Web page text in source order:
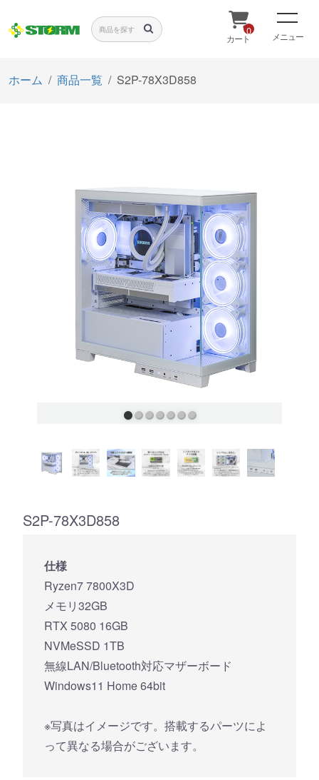
0
カート メニュー
ホーム 商品一覧 S2P-78X3D858
S2P-78X3D858
仕様
Ryzen7 7800X3D
メモリ32GB
RTX 5080 16GB
NVMeSSD 1TB
無線LAN/Bluetooth対応マザーボード
Windows11 Home 64bit
※写真はイメージです。搭載するパーツによ
って異なる場合がございます。